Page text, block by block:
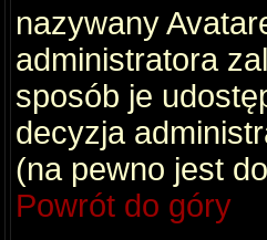
nazywany
administratora
sposób je
decyzja
(na pewno jest
Powrót do góry